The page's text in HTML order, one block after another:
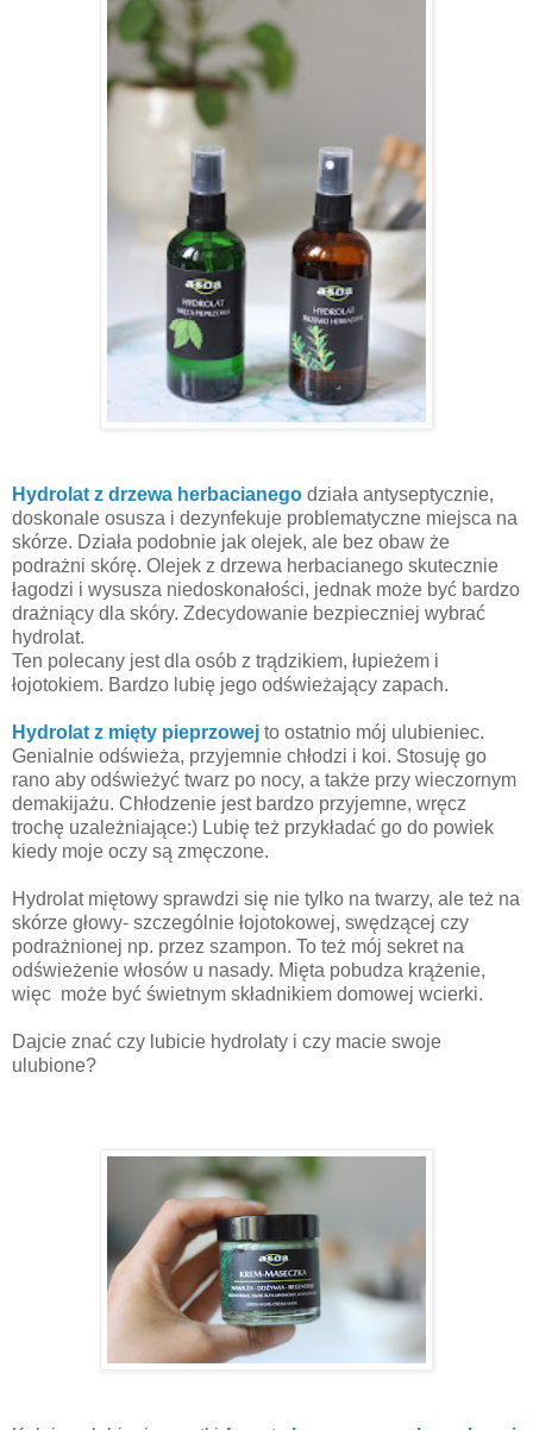
Hydrolat z drzewa herbacianego działa antyseptycznie,
doskonale osusza i dezynfekuje problematyczne miejsca na
skórze. Działa podobnie jak olejek, ale bez obaw że
podrażni skórę. Olejek z drzewa herbacianego skutecznie
łagodzi i wysusza niedoskonałości, jednak może być bardzo
drażniący dla skóry. Zdecydowanie bezpieczniej wybrać
hydrolat.
Ten polecany jestdla osób z trądzikiem, łupieżem i
łojotokiem. Bardzo lubię jego odświeżający zapach.
Hydrolat z mięty pieprzowej to ostatnio mój ulubieniec.
Genialnie odświeża, przyjemnie chłodzi i koi. Stosuję go
rano aby odświeżyć twarz po nocy, a także przy wieczornym
demakijażu. Chłodzenie jest bardzo przyjemne, wręcz
trochę uzależniające:) Lubię też przykładać go do powiek
kiedy moje oczy są zmęczone.
Hydrolat miętowy sprawdzi się nie tylko na twarzy, ale też na
skórze głowy- szczególnie łojotokowej, swędzącej czy
podrażnionej np. przez szampon. To też mój sekret na
odświeżenie włosów u nasady. Mięta pobudza krążenie,
więc może być świetnym składnikiem domowej wcierki.
Dajcie znać czy lubicie hydrolaty i czy macie swoje
ulubione?